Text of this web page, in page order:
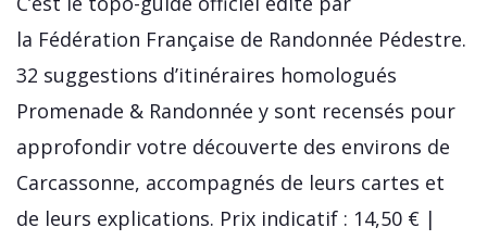
la Fédération Française de Randonnée Pédestre.
32 suggestions d’itinéraires homologués
Promenade & Randonnée y sont recensés pour
approfondir votre découverte des environs de
Carcassonne, accompagnés de leurs cartes et
de leurs explications. Prix indicatif : 14,50 € |